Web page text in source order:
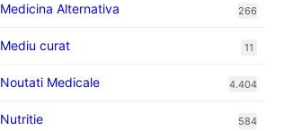
Medicina Alternativa 266
Mediu curat 11
Noutati Medicale 4.404
Nutritie 584